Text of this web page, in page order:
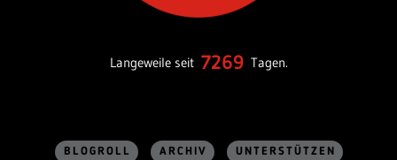
Langeweile seit 7269 Tagen.
BLOGROLL ARCHIV UNTERSTÜTZEN